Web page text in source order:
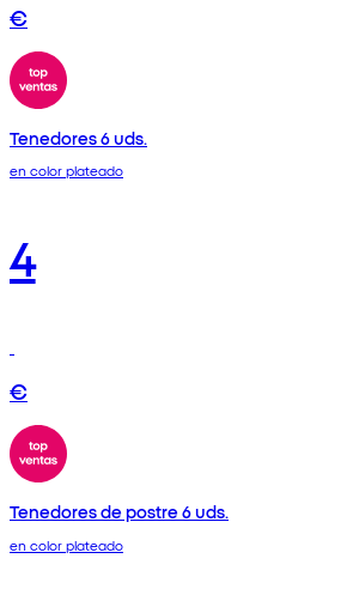
€
Tenedores 6 uds.
en color plateado
4
€
Tenedores de postre 6 uds.
en color plateado